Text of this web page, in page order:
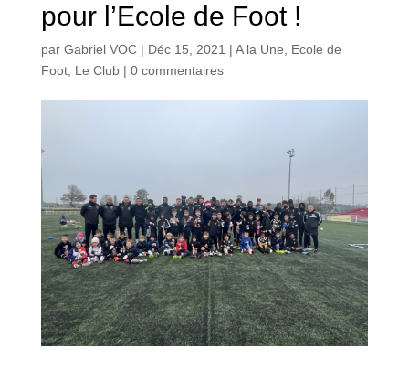
pour l’Ecole de Foot !
par Gabriel VOC| Déc 15, 2021 | A la Une, Ecole de
Foot, Le Club| 0 commentaires